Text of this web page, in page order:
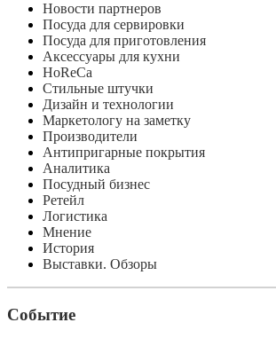
Новости партнеров
Посуда для сервировки
Посуда для приготовления
Аксессуары для кухни
HoReCa
Стильные штучки
Дизайн и технологии
Маркетологу на заметку
Производители
Антипригарные покрытия
Аналитика
Посудный бизнес
Ретейл
Логистика
Мнение
История
Выставки. Обзоры
Событие